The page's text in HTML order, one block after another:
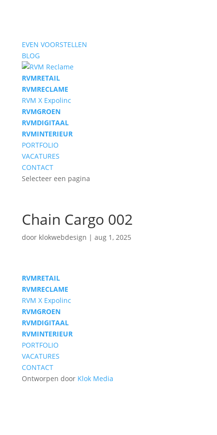
EVEN VOORSTELLEN
BLOG
RVMRETAIL
RVMRECLAME
RVM X Expolinc
RVMGROEN
RVMDIGITAAL
RVMINTERIEUR
PORTFOLIO
VACATURES
CONTACT
Selecteer een pagina
Chain Cargo 002
door klokwebdesign | aug 1, 2025
RVMRETAIL
RVMRECLAME
RVM X Expolinc
RVMGROEN
RVMDIGITAAL
RVMINTERIEUR
PORTFOLIO
VACATURES
CONTACT
Ontworpen door Klok Media